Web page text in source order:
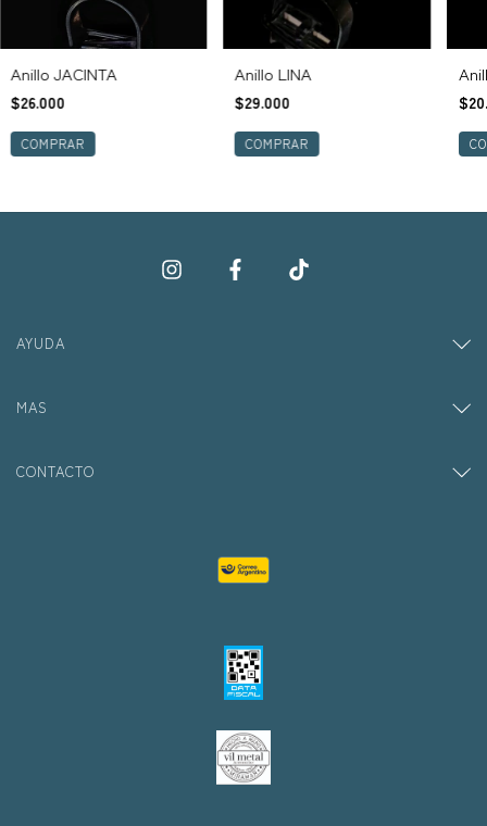
Anillo JACINTA
$26.000
COMPRAR
Anillo LINA
$29.000
COMPRAR
AYUDA
MAS
CONTACTO